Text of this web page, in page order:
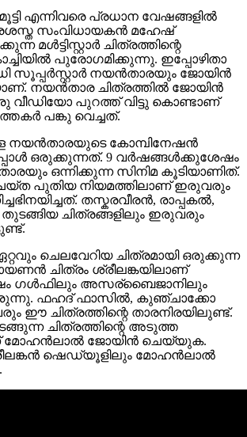
എന്നിവരെ പ്രധാന വേഷങ്ങളിൽ
സംവിധായകൻ മഹേഷ്
മൾട്ടിസ്റ്റാർ ചിത്രത്തിന്റെ
പുരോഗമിക്കുന്നു. ഇപ്പോഴിതാ
സൂപ്പർസ്റ്റാർ നയൻതാരയും ജോയിൻ
നയൻ‌താര ചിത്രത്തിൽ ജോയിൻ
വീഡിയോ പുറത്ത് വിട്ടു കൊണ്ടാണ്
പങ്കു വെച്ചത്.
നയൻതാരയുടെ കോമ്പിനേഷൻ
ഒരുക്കുന്നത്. 9 വർഷങ്ങൾക്കുശേഷം
ഒന്നിക്കുന്ന സിനിമ കൂടിയാണിത്.
പുതിയ നിയമത്തിലാണ് ഇരുവരും
തസ്കരവീരൻ, രാപ്പകൽ,
തുടങ്ങിയ ചിത്രങ്ങളിലും ഇരുവരും
ചെലവേറിയ ചിത്രമായി ഒരുക്കുന്ന
ചിത്രം ശ്രീലങ്കയിലാണ്
ഗൾഫിലും അസര്ബൈജാനിലും
ഫഹദ് ഫാസില്‍, കുഞ്ചാക്കോ
ഈ ചിത്രത്തിന്റെ താരനിരയിലുണ്ട്.
ചിത്രത്തിന്റെ അടുത്ത
ജോയിൻ ചെയ്യുക.
ഷെഡ്യൂളിലും മോഹൻലാൽ